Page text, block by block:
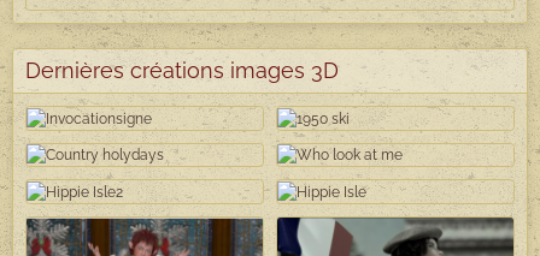
Dernières créations images 3D